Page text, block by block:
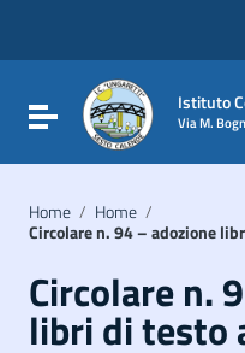
Vai al footer
Attiva / disattiva laIstituto
Via M.
Home / Home /
Circolare n. 94 – adozione
Circolare n.
libri di testo